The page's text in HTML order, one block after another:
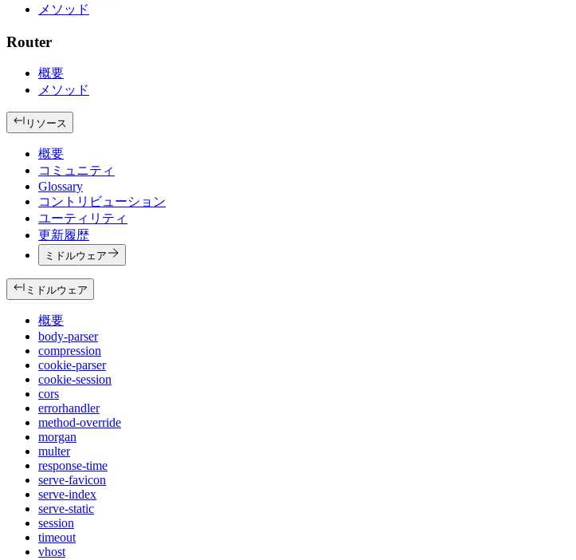
メソッド
Router
概要
メソッド
リソース
概要
コミュニティ
Glossary
コントリビューション
ユーティリティ
更新履歴
ミドルウェア
ミドルウェア
概要
body-parser
compression
cookie-parser
cookie-session
cors
errorhandler
method-override
morgan
multer
response-time
serve-favicon
serve-index
serve-static
session
timeout
vhost